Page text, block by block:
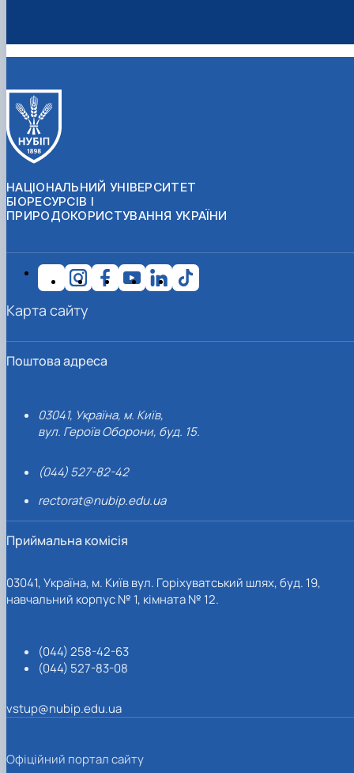
НАЦІОНАЛЬНИЙ УНІВЕРСИТЕТ
БІОРЕСУРСІВ І
ПРИРОДОКОРИСТУВАННЯ УКРАЇНИ
Поштова адреса
03041, Україна, м. Київ,
вул. Героїв Оборони, буд. 15.
(044) 527-82-42
rectorat@nubip.edu.ua
Приймальна комісія
03041, Україна, м. Київ вул. Горіхуватський шлях, буд. 19,
навчальний корпус № 1, кімната № 12.
(044) 258-42-63
(044) 527-83-08
vstup@nubip.edu.ua
Карта сайту
Офіційний портал сайту